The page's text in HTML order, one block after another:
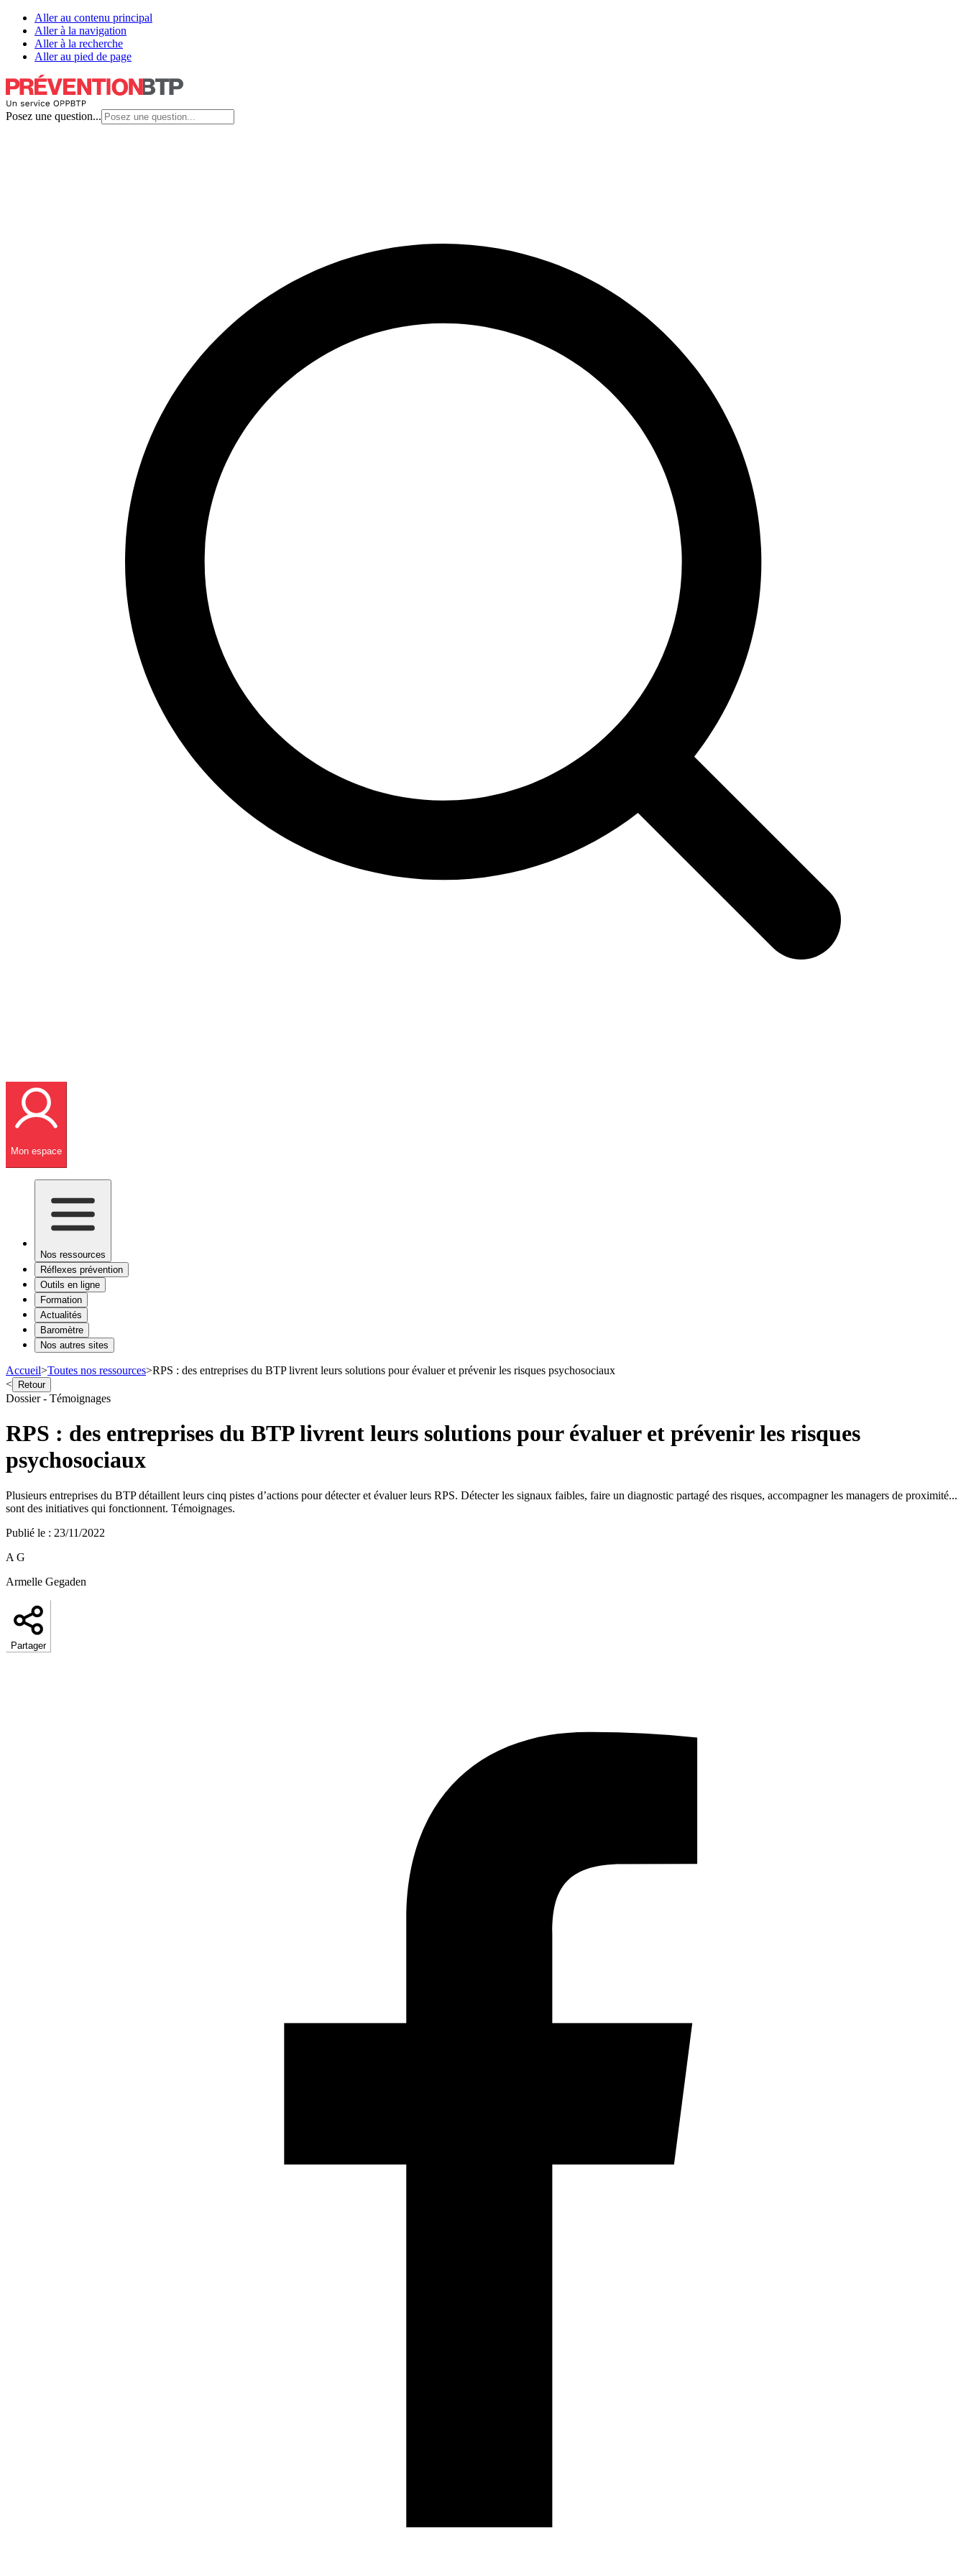
Aller au contenu principal
Aller à la navigation
Aller à la recherche
Aller au pied de page
Posez une question...
Mon espace
Nos ressources
Réflexes prévention
Outils en ligne
Formation
Actualités
Baromètre
Nos autres sites
Accueil>Toutes nos ressources>RPS : des entreprises du BTP livrent leurs solutions pour évaluer et prévenir les risques psychosociaux
< Retour
Dossier - Témoignages
RPS : des entreprises du BTP livrent leurs solutions pour évaluer et prévenir les risques
psychosociaux
Plusieurs entreprises du BTP détaillent leurs cinq pistes d’actions pour détecter et évaluer leurs RPS. Détecter les signaux faibles, faire un diagnostic partagé des risques, accompagner les managers de proximité...
sont des initiatives qui fonctionnent. Témoignages.
Publié le : 23/11/2022
A G
Armelle Gegaden
Partager